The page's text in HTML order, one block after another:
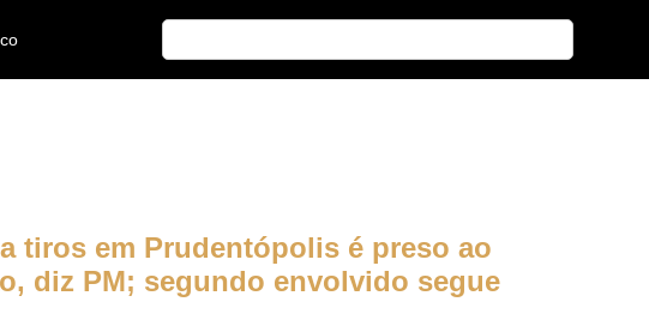
tiros em Prudentópolis é preso ao
diz PM; segundo envolvido segue